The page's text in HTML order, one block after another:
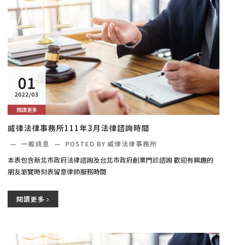
01
2022/03
閱讀更多
威律法律事務所111年3月法律諮詢時間
— 一般訊息 —
POSTED BY 威律法律事務所
本表包含新北市政府法律諮詢及台北市政府創業門診諮詢 歡迎有興趣的
朋友瀏覽時刻表留意律師服務時間
閱讀更多